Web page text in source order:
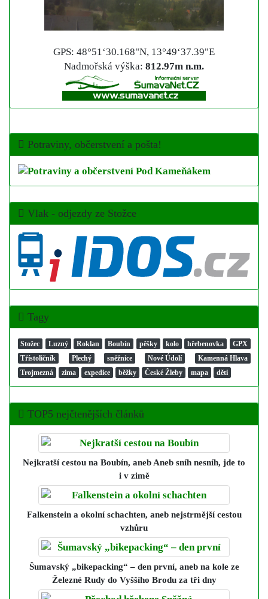
GPS: 48°51‘30.168"N, 13°49‘37.39"E
Nadmořská výška: 812.97m n.m.
Potraviny, občerstvení a pošta!
Vlak - odjezdy ze Stožce
Tagy
Stožec Luzný Roklan Boubín pěšky kolo hřebenovka
GPX
Třístoličník
Plechý sněžnice Nové Údolí
Kamenná Hlava
Trojmezná
zima expedice běžky České Žleby mapa děti
TOP5 nejčtenějších článků
Nejkratší cestou na Boubín, aneb Aneb sníh nesníh, jde to
i v zimě
Falkenstein a okolní schachten, aneb nejstrmější cestou
vzhůru
Šumavský „bikepacking“ – den první, aneb na kole ze
Železné Rudy do Vyššího Brodu za tři dny